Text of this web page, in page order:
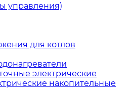
управления)
для котлов
электрические
накопительные